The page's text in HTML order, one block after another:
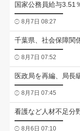
国家公務員給与3.51
8月7日 08:27
千葉県、社会保障
8月7日 07:52
医政局を再編、局
8月7日 07:45
看護など人材不足分
8月6日 07:10